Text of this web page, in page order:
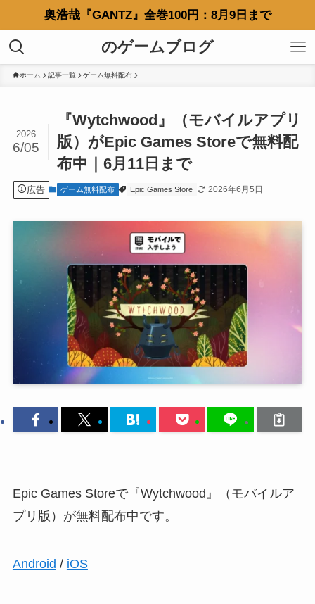
奥浩哉『GANTZ』全巻100円：8月9日まで
のゲームブログ
ホーム 記事一覧 ゲーム無料配布
『Wytchwood』（モバイルアプリ
版）がEpic Games Storeで無料配
布中｜6月11日まで
2026
6/05
広告 ゲーム無料配布 Epic Games Store 2026年6月5日
Epic Games Storeで『Wytchwood』（モバイルア
プリ版）が無料配布中です。
Android / iOS